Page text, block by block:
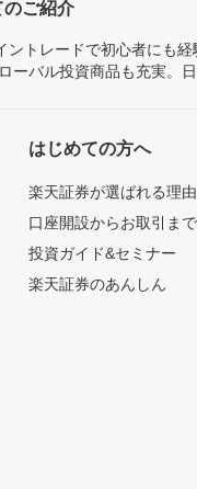
のご紹介
ントレードで初心者にも
ーバル投資商品も充実。
はじめての方へ
楽天証券が選ばれる理由
口座開設からお取引ま
投資ガイド&セミナー
楽天証券のあんしん